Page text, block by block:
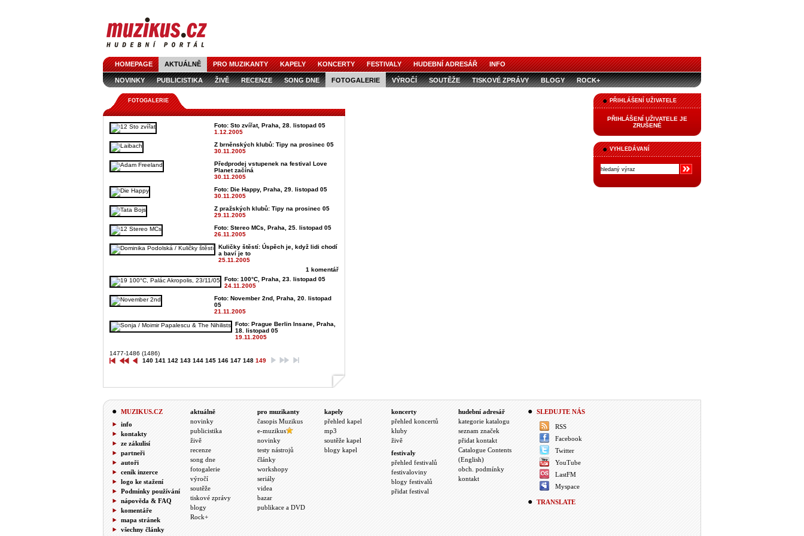
HOMEPAGE AKTUÁLNĚ PRO MUZIKANTY KAPELY KONCERTY FESTIVALY HUDEBNÍ ADRESÁŘ INFO
NOVINKY PUBLICISTIKA ŽIVĚ RECENZE SONG DNE FOTOGALERIE VÝROČÍ SOUTĚŽE TISKOVÉ ZPRÁVY BLOGY ROCK+
PŘIHLÁŠENÍ UŽIVATELE
PŘIHLÁŠENÍ UŽIVATELE JE
ZRUŠENÉ
VYHLEDÁVANÍ
FOTOGALERIE
Foto: Sto zvířat, Praha, 28. listopad 05
1.12.2005
Z brněnských klubů: Tipy na prosinec 05
30.11.2005
Předprodej vstupenek na festival Love
Planet začíná
30.11.2005
Foto: Die Happy, Praha, 29. listopad 05
30.11.2005
Z pražských klubů: Tipy na prosinec 05
29.11.2005
Foto: Stereo MCs, Praha, 25. listopad 05
26.11.2005
Kuličky štěstí: Úspěch je, když lidi chodí
a baví je to
25.11.2005
1 komentář
Foto: 100°C, Praha, 23. listopad 05
24.11.2005
Foto: November 2nd, Praha, 20. listopad
05
21.11.2005
Foto: Prague Berlin Insane, Praha,
18. listopad 05
19.11.2005
1477-1486 (1486)
140 141 142 143 144 145 146 147 148 149
MUZIKUS.CZ
info
kontakty
ze zákulisí
partneři
autoři
ceník inzerce
logo ke stažení
Podmínky používání
nápověda & FAQ
komentáře
mapa stránek
všechny články
aktuálně
novinky
publicistika
živě
recenze
song dne
fotogalerie
výročí
soutěže
tiskové zprávy
blogy
Rock+
pro muzikanty
časopis Muzikus
e-muzikus
novinky
testy nástrojů
články
workshopy
seriály
videa
bazar
publikace a DVD
kapely
přehled kapel
mp3
soutěže kapel
blogy kapel
koncerty
přehled koncertů
kluby
živě
festivaly
přehled festivalů
festivaloviny
blogy festivalů
přidat festival
hudební adresář
kategorie katalogu
seznam značek
přidat kontakt
Catalogue Contents
(English)
obch. podmínky
kontakt
SLEDUJTE NÁS
RSS
Facebook
Twitter
YouTube
LastFM
Myspace
TRANSLATE